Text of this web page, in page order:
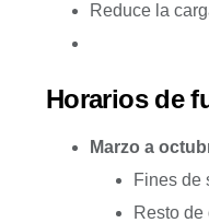
Reduce la
Horarios de
Marzo a
Fines de
Resto de